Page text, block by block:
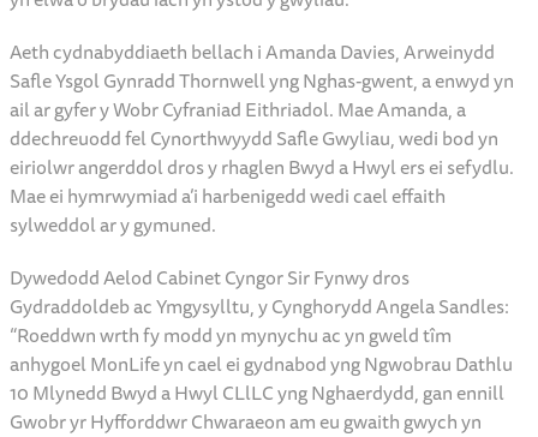
fynychu tair wythnos o weithgareddau gwyliau’r haf. Bob
dydd, mae cyfranogwyr yn derbyn brecwast maethlon a chinio
poeth, ochr yn ochr â rhaglen amrywiol o chwaraeon, chwarae
a gweithgareddau cyfoethogi. Mae’r dull hwn yn sicrhau bod
plant nid yn unig yn cadw’n weithgar ac yn brysur, ond hefyd
yn elwa o brydau iach yn ystod y gwyliau.
Aeth cydnabyddiaeth bellach i Amanda Davies, Arweinydd
Safle Ysgol Gynradd Thornwell yng Nghas-gwent, a enwyd yn
ail ar gyfer y Wobr Cyfraniad Eithriadol. Mae Amanda, a
ddechreuodd fel Cynorthwyydd Safle Gwyliau, wedi bod yn
eiriolwr angerddol dros y rhaglen Bwyd a Hwyl ers ei sefydlu.
Mae ei hymrwymiad a’i harbenigedd wedi cael effaith
sylweddol ar y gymuned.